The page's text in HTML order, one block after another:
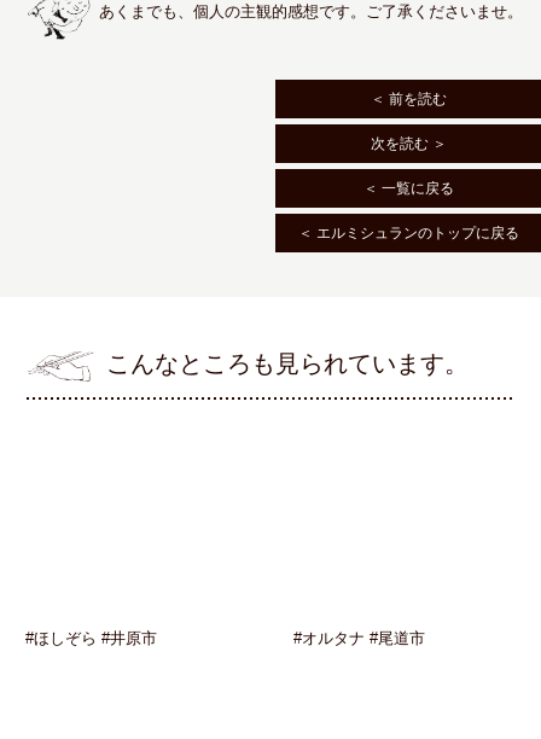
あくまでも、個人の主観的感想です。ご了承くださいませ。
＜ 前を読む
次を読む ＞
＜ 一覧に戻る
＜ エルミシュランのトップに戻る
こんなところも見られています。
#ほしぞら #井原市 #オルタナ #尾道市